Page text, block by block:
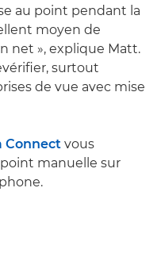
au point pendant la
moyen de
net », explique Matt.
surtout
de vue avec mise
Connect vous
manuelle sur